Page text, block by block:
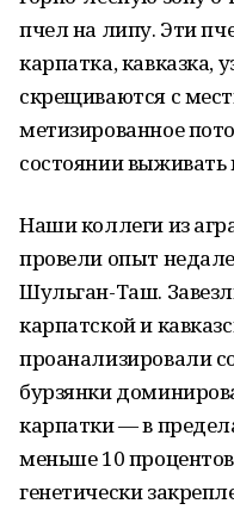
пчел на липу. Эти
карпатка, кавказка,
скрещиваются с
метизированное
состоянии выживать
Наши коллеги из
провели опыт
Шульган-Таш.
карпатской и
проанализировали
бурзянки
карпатки — в
меньше 10
генетически